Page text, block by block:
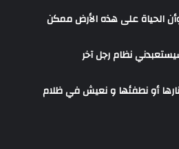
الحياة على هذه الأرض ممكن
نظام رجل آخر
أو نطفئها و نعيش في ظلام